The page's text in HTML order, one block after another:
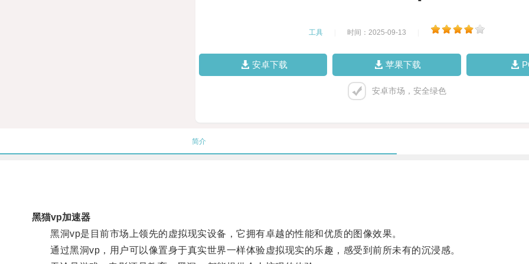
工具 时间：2025-09-13
安卓下载 苹果下载
安卓市场，安全绿色
简介
黑猫vp加速器
黑洞vp是目前市场上领先的虚拟现实设备，它拥有卓越的性能和优质的图像效果。
通过黑洞vp，用户可以像置身于真实世界一样体验虚拟现实的乐趣，感受到前所未有的沉浸感。